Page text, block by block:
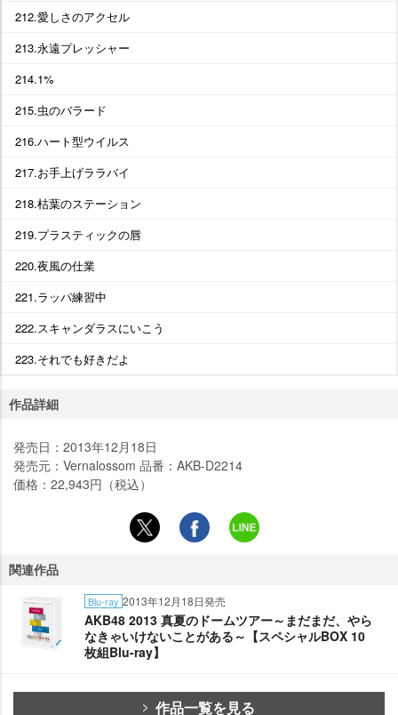
212.愛しさのアクセル
213.永遠プレッシャー
214.1%
215.虫のバラード
216.ハート型ウイルス
217.お手上げララバイ
218.枯葉のステーション
219.プラスティックの唇
220.夜風の仕業
221.ラッパ練習中
222.スキャンダラスにいこう
223.それでも好きだよ
作品詳細
発売日：2013年12月18日
発売元：Vernalossom 品番：AKB-D2214
価格：22,943円（税込）
関連作品
Blu-ray 2013年12月18日発売
AKB48 2013 真夏のドームツアー～まだまだ、やら
なきゃいけないことがある～【スペシャルBOX 10
枚組Blu-ray】
作品一覧を見る